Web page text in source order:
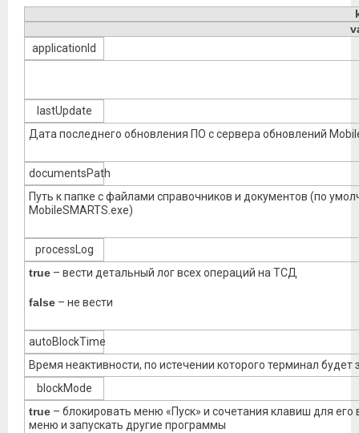
applicationId
lastUpdate
Дата последнего обновления ПО с сервера обновлений
documentsPath
Путь к папке с файлами справочников и документов (по
MobileSMARTS.exe)
processLog
true – вести детальный лог всех операций на ТСД
false – не вести
autoBlockTime
Время неактивности, по истечении которого терминал
blockMode
true – блокировать меню «Пуск» и сочетания клавиш для
меню и запускать другие программы